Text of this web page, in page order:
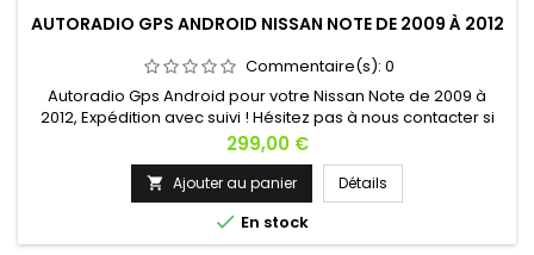
AUTORADIO GPS ANDROID NISSAN NOTE DE 2009 À 2012
Commentaire(s): 0
Autoradio Gps Android pour votre Nissan Note de 2009 à
2012, Expédition avec suivi ! Hésitez pas à nous contacter si
vous avez une question !
Prix
299,00 €
 Ajouter au panier Détails
 En stock